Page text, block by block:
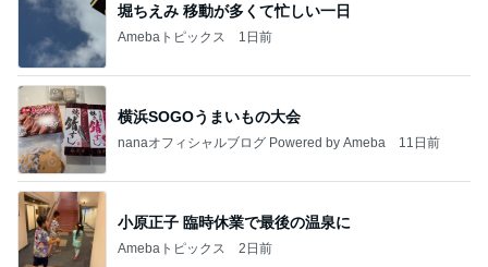
堀ちえみ 移動が多くて忙しい一日
Amebaトピックス 1日前
横浜SOGOうまいもの大会
nanaオフィシャルブログ Powered by Ameba 11日前
小原正子 臨時休業で最後の温泉に
Amebaトピックス 2日前